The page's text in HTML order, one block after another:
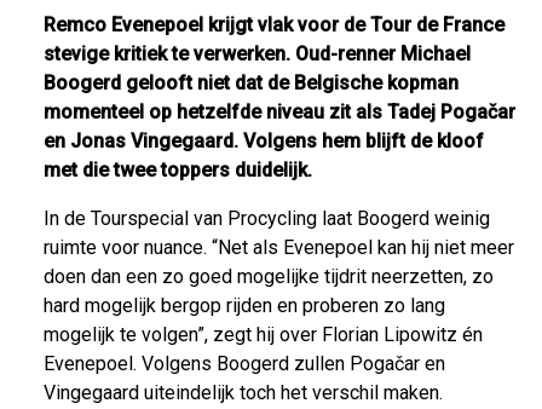
Remco Evenepoel krijgt vlak voor de Tour de France
stevige kritiek te verwerken. Oud-renner Michael
Boogerd gelooft niet dat de Belgische kopman
momenteel op hetzelfde niveau zit als Tadej Pogačar
en Jonas Vingegaard. Volgens hem blijft de kloof
met die twee toppers duidelijk.
In de Tourspecial van Procycling laat Boogerd weinig
ruimte voor nuance. “Net als Evenepoel kan hij niet meer
doen dan een zo goed mogelijke tijdrit neerzetten, zo
hard mogelijk bergop rijden en proberen zo lang
mogelijk te volgen”, zegt hij over Florian Lipowitz én
Evenepoel. Volgens Boogerd zullen Pogačar en
Vingegaard uiteindelijk toch het verschil maken.